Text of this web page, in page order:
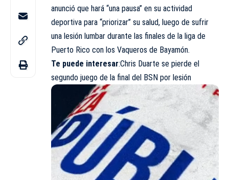
anunció que hará “una pausa” en su actividad
deportiva para “priorizar” su salud, luego de sufrir
una lesión lumbar durante las finales de la liga de
Puerto Rico con los Vaqueros de Bayamón.
Te puede interesar:Chris Duarte se pierde el
segundo juego de la final del BSN por lesión